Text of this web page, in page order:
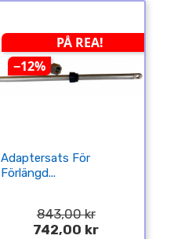
PÅ REA!
−12%
Adaptersats För
Förlängd...
843,00 kr
742,00 kr